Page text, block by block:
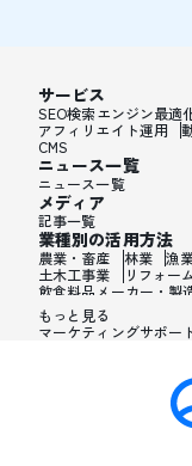
サービス
SEO検索エンジン最適
アフィリエイト運用
CMS
ニュース一覧
ニュース一覧
メディア
記事一覧
業種別の活用方法
農業・畜産 林業 漁
土木工事業
リフォー
飲食料品メーカー・製
飼料・ペットフードメ
木材・建材メーカー・
家具・オフィス用品メ
印刷・製本・印刷加工
医薬品メーカー・製造
香水メーカー・製造業
ワックス・整髪料・薄
歯磨き粉・日焼け止め
石油・ゴム・プラスチ
もっと見る
マーケティングサポー